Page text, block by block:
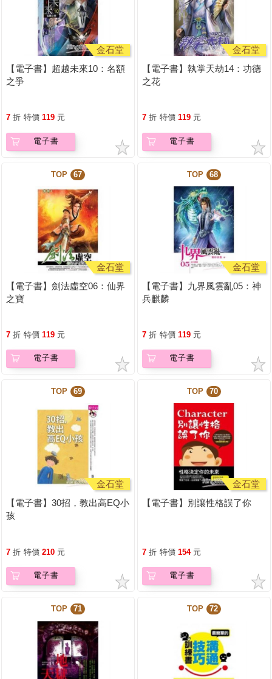
金石堂
【電子書】超越未來10：名額
之爭
7 折 特價 119 元
電子書
金石堂
【電子書】執掌天劫14：功德
之花
7 折 特價 119 元
電子書
TOP 67
金石堂
【電子書】劍法虛空06：仙界
之寶
7 折 特價 119 元
電子書
TOP 68
金石堂
【電子書】九界風雲亂05：神
兵麒麟
7 折 特價 119 元
電子書
TOP 69
金石堂
【電子書】30招，教出高EQ小
孩
7 折 特價 210 元
電子書
TOP 70
金石堂
【電子書】別讓性格誤了你
7 折 特價 154 元
電子書
TOP 71 TOP 72